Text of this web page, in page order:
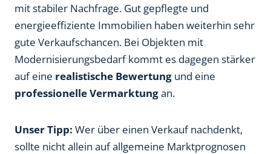
mit stabiler Nachfrage. Gut gepflegte und
energieeffiziente Immobilien haben weiterhin sehr
gute Verkaufschancen. Bei Objekten mit
Modernisierungsbedarf kommt es dagegen stärker
auf eine realistische Bewertung und eine
professionelle Vermarktungan.
Unser Tipp: Wer über einen Verkauf nachdenkt,
sollte nicht allein auf allgemeine Marktprognosen